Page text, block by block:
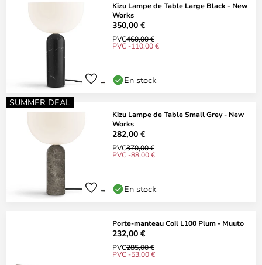
Kizu Lampe de Table Large Black - New
Works
350,00 €
PVC460,00 €
PVC -110,00 €
En stock
SUMMER DEAL
Kizu Lampe de Table Small Grey - New
Works
282,00 €
PVC370,00 €
PVC -88,00 €
En stock
Porte-manteau Coil L100 Plum - Muuto
232,00 €
PVC285,00 €
PVC -53,00 €